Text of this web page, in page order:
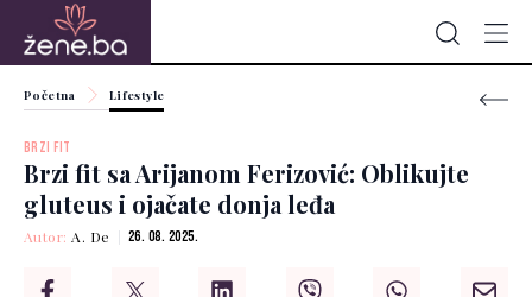
Početna Lifestyle
BRZI FIT
Brzi fit sa Arijanom Ferizović: Oblikujte
gluteus i ojačate donja leđa
Autor:A. De 26. 08. 2025.